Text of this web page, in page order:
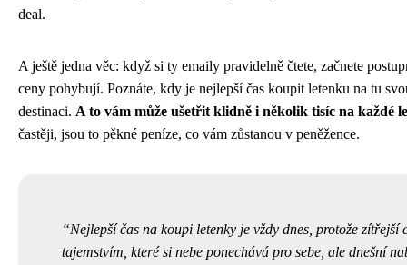
deal.
A ještě jedna věc: když si ty emaily pravidelně čtete, začnete
ceny pohybují. Poznáte, kdy je nejlepší čas koupit letenku na tu
destinaci. A to vám může ušetřit klidně i několik tisíc na každé
častěji, jsou to pěkné peníze, co vám zůstanou v peněžence.
Nejlepší čas na koupi letenky je vždy dnes, protože zítřejší
tajemstvím, které si nebe ponechává pro sebe, ale dnešní